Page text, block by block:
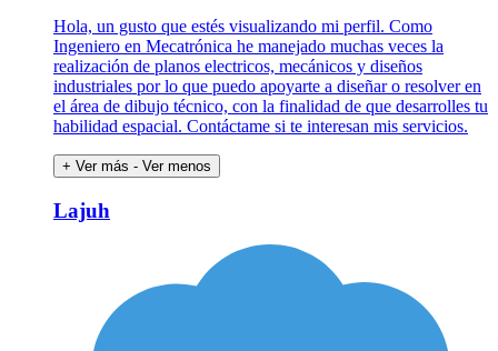
Hola, un gusto que estés visualizando mi perfil. Como
Ingeniero en Mecatrónica he manejado muchas veces la
realización de planos electricos, mecánicos y diseños
industriales por lo que puedo apoyarte a diseñar o resolver en
el área de dibujo técnico, con la finalidad de que desarrolles tu
habilidad espacial. Contáctame si te interesan mis servicios.
+ Ver más - Ver menos
Lajuh